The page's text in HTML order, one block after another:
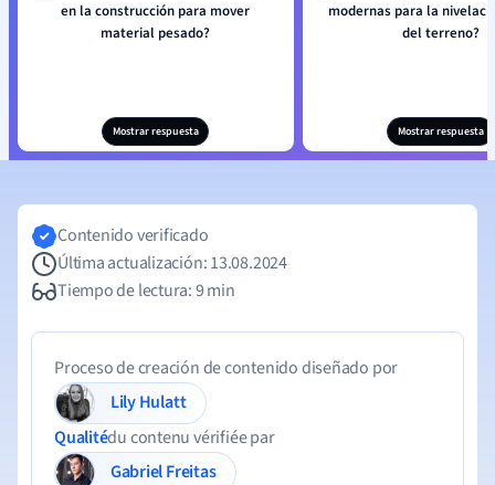
en la construcción para mover
material pesado?
Mostrar respuesta
modernas para la
del terreno?
Mostrar respuesta
Contenido verificado
Última actualización: 13.08.2024
Tiempo de lectura: 9 min
Proceso de creación de contenido diseñado por
Lily Hulatt
Qualitédu contenu vérifiée par
Gabriel Freitas